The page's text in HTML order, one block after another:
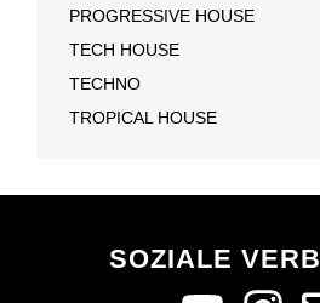
PROGRESSIVE HOUSE
TECH HOUSE
TECHNO
TROPICAL HOUSE
SOZIALE